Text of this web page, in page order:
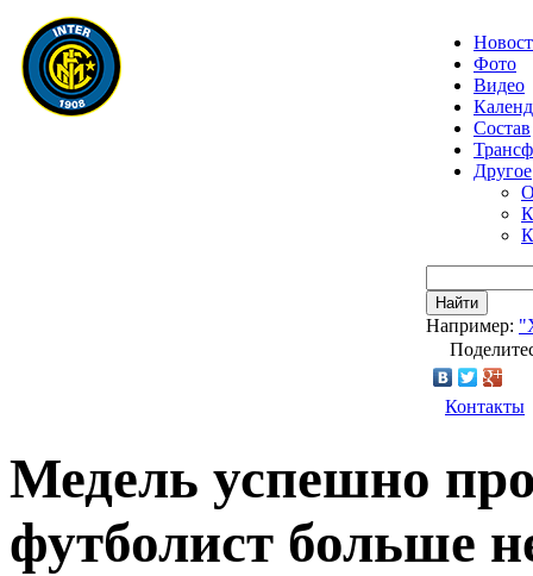
Фото
Видео
Состав
Другое
Найти
Например:
Контакты
Медель успешно
футболист больше